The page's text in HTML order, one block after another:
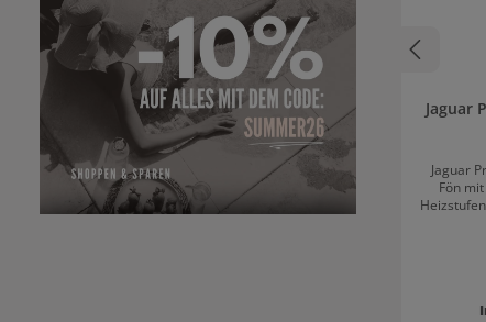
Jaguar
Jaguar
Fön